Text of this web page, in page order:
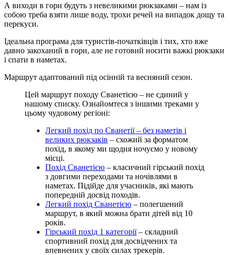
А виходи в гори будуть з невеликими рюкзаками – нам із
собою треба взяти лише воду, трохи речей на випадок дощу та
перекуси.
Ідеальна програма для туристів-початківців і тих, хто вже
давно закоханий в гори, але не готовий носити важкі рюкзаки
і спати в наметах.
Маршрут адаптований під осінній та весняний сезон.
Цей маршрут походу Сванетією – не єдиний у
нашому списку. Ознайомтеся з іншими треками у
цьому чудовому регіоні:
Легкий похід по Сванетії – без наметів і
великих рюкзаків – схожий за форматом
похід, в якому ми щодня ночуємо у новому
місці.
Похід Сванетією – класичний гірський похід
з довгими переходами та ночівлями в
наметах. Підійде для учасників, які мають
попередній досвід походів.
Легкий похід Сванетією – полегшений
маршрут, в який можна брати дітей від 10
років.
Гірський похід 1 категорії– складний
спортивний похід для досвідчених та
впевнених у своїх силах трекерів.